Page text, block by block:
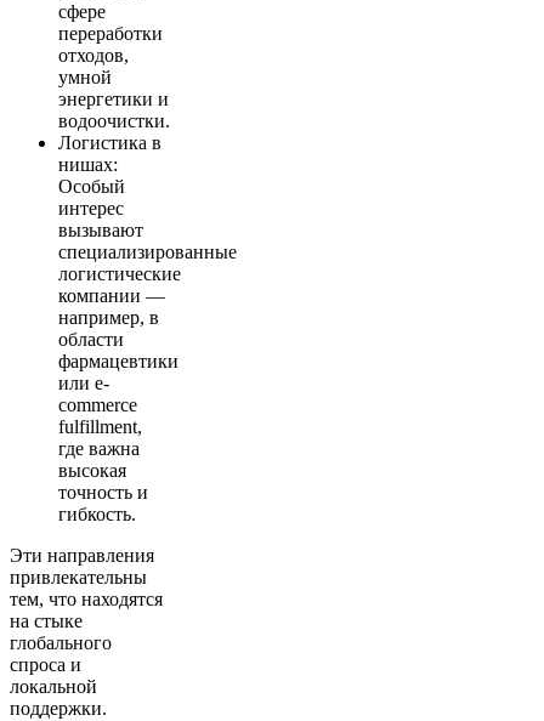
сфере
переработки
отходов,
умной
энергетики и
водоочистки.
Логистика в
нишах:
Особый
интерес
вызывают
специализированные
логистические
компании —
например, в
области
фармацевтики
или e-
commerce
fulfillment,
где важна
высокая
точность и
гибкость.
Эти направления
привлекательны
тем, что находятся
на стыке
глобального
спроса и
локальной
поддержки.